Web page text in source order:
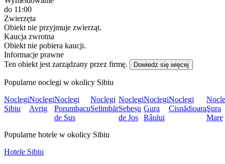
do 11:00
Zwierzęta
Obiekt nie przyjmuje zwierząt.
Kaucja zwrotna
Obiekt nie pobiera kaucji.
Informacje prawne
Ten obiekt jest zarządzany przez firmę.
Dowiedz się więcej
Popularne noclegi w okolicy Sibiu
Noclegi
Sibiu
Noclegi
Avrig
Noclegi
Porumbacu
de Sus
Noclegi
Şelimbăr
Noclegi
Sebeșu
de Jos
Noclegi
Gura
Râului
Noclegi
CisnădioaraŞura
Mare
Popularne hotele w okolicy Sibiu
Hotele Sibiu